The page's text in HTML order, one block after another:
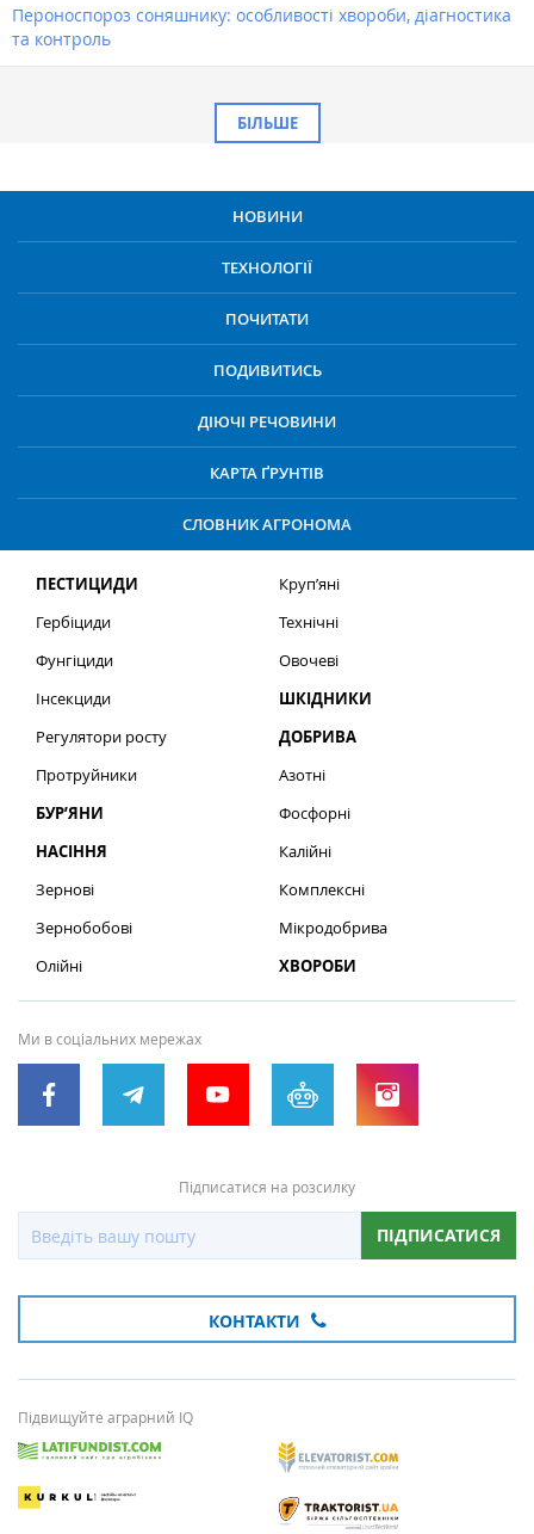
Пероноспороз соняшнику: особливості хвороби, діагностика
та контроль
БІЛЬШЕ
НОВИНИ
ТЕХНОЛОГІЇ
ПОЧИТАТИ
ПОДИВИТИСЬ
ДІЮЧІ РЕЧОВИНИ
КАРТА ҐРУНТІВ
СЛОВНИК АГРОНОМА
ПЕСТИЦИДИ
Гербіциди
Фунгіциди
Інсекциди
Регулятори росту
Протруйники
БУР’ЯНИ
НАСІННЯ
Зернові
Зернобобові
Олійні
Круп’яні
Технічні
Овочеві
ШКІДНИКИ
ДОБРИВА
Азотні
Фосфорні
Калійні
Комплексні
Мікродобрива
ХВОРОБИ
Ми в соціальних мережах
Підписатися на розсилку
ПІДПИСАТИСЯ
КОНТАКТИ
Підвищуйте аграрний IQ